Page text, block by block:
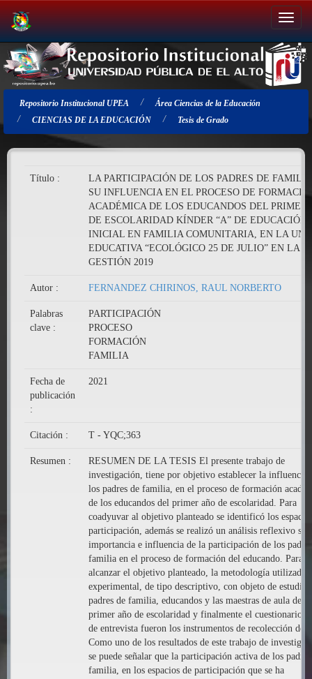
Salir
de
la
navegación
Repositorio Institucional UPEA
Área Ciencias de la Educación
CIENCIAS DE LA EDUCACIÓN
Tesis de Grado
Título :
LA PARTICIPACIÓN DE LOS PADRES DE
SU INFLUENCIA EN EL PROCESO DE
ACADÉMICA DE LOS EDUCANDOS DEL PRIMER
DE ESCOLARIDAD KÍNDER “A” DE EDUCACIÓN
INICIAL EN FAMILIA COMUNITARIA, EN LA
EDUCATIVA “ECOLÓGICO 25 DE JULIO” EN LA
GESTIÓN 2019
Autor : FERNANDEZ CHIRINOS, RAUL NORBERTO
Palabras
clave :
PARTICIPACIÓN
PROCESO
FORMACIÓN
FAMILIA
Fecha de
publicación
:
2021
Citación : T - YQC;363
Resumen :
RESUMEN DE LA TESIS El presente trabajo de
investigación, tiene por objetivo establecer la influencia
los padres de familia, en el proceso de formación
de los educandos del primer año de escolaridad. Para
coadyuvar al objetivo planteado se identificó los
participación, además se realizó un análisis reflexivo
importancia e influencia de la participación de los
familia en el proceso de formación del educando. Para
alcanzar el objetivo planteado, la metodología utilizada
experimental, de tipo descriptivo, con objeto de estudio
padres de familia, educandos y las maestras de aula del
primer año de escolaridad y finalmente el cuestionario,
de entrevista fueron los instrumentos de recolección de
Como uno de los resultados de este trabajo de
se puede señalar que la participación activa de los
familia, en los espacios de participación que se ha